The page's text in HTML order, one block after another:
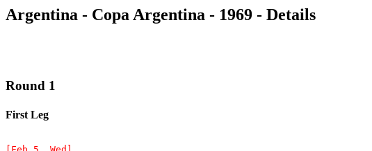
Argentina - Copa Argentina - 1969 - Details
Round 1
First Leg